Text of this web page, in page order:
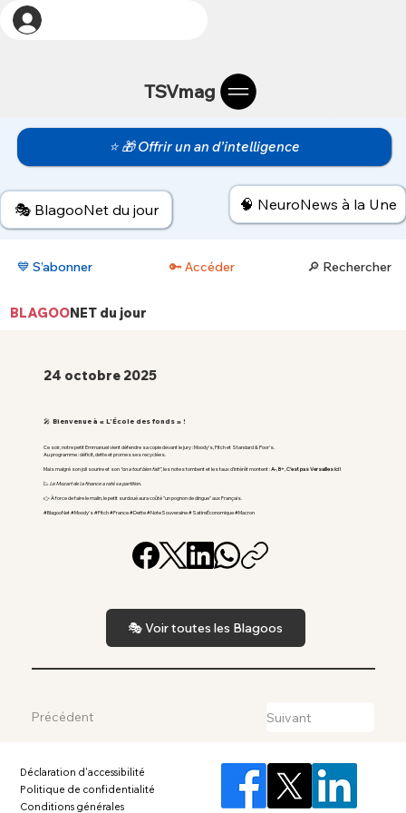
TSVmag
💙 S’abonner 🔑 Accéder 🔎 Rechercher
🎭 BlagooNet du jour
⭐ 🎁 Offrir un an d’intelligence
🧠 NeuroNews à la Une
BLAGOONETdu jour
24 octobre 2025
🎤 Bienvenue à « L’École des fonds » !
Ce soir, notre petit Emmanuel vient défendre sa copie devant le jury : Moody’s, Fitch et Standard & Poor’s.
Au programme : déficit, dette et promesses recyclées.
Mais malgré son joli sourire et son“on a tout bien fait”, les notes tombent et les taux d’intérêt montent :A-, B+ C’est pas Versailles ici !
📉 Le Mozart de la finance a raté sa partition.
👉 À force de faire le malin, le petit surdoué aura coûté "un pognon de dingue" aux Français.
#BlagooNet #Moody’s #Fitch #France #Dette #NoteSouveraine #SatireÉconomique #Macron
🎭 Voir toutes les Blagoos
Précédent Suivant
Déclaration d'accessibilité
Politique de confidentialité
Conditions générales